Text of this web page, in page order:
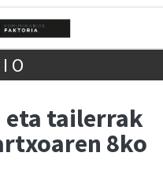
eta tailerrak
8ko